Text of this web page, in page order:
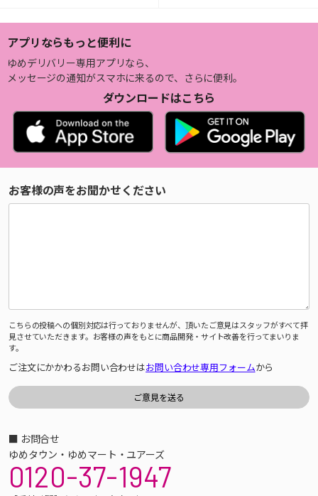
アプリならもっと便利に
ゆめデリバリー専用アプリなら、
メッセージの通知がスマホに来るので、さらに便利。
ダウンロードはこちら
お客様の声をお聞かせください
こちらの投稿への個別対応は行っておりませんが、頂いたご意見はスタッフがすべて拝
見させていただきます。お客様の声をもとに商品開発・サイト改善を行ってまいりま
す。
ご注文にかかわるお問い合わせはお問い合わせ専用フォームから
■ お問合せ
ゆめタウン・ゆめマート・ユアーズ
0120-37-1947